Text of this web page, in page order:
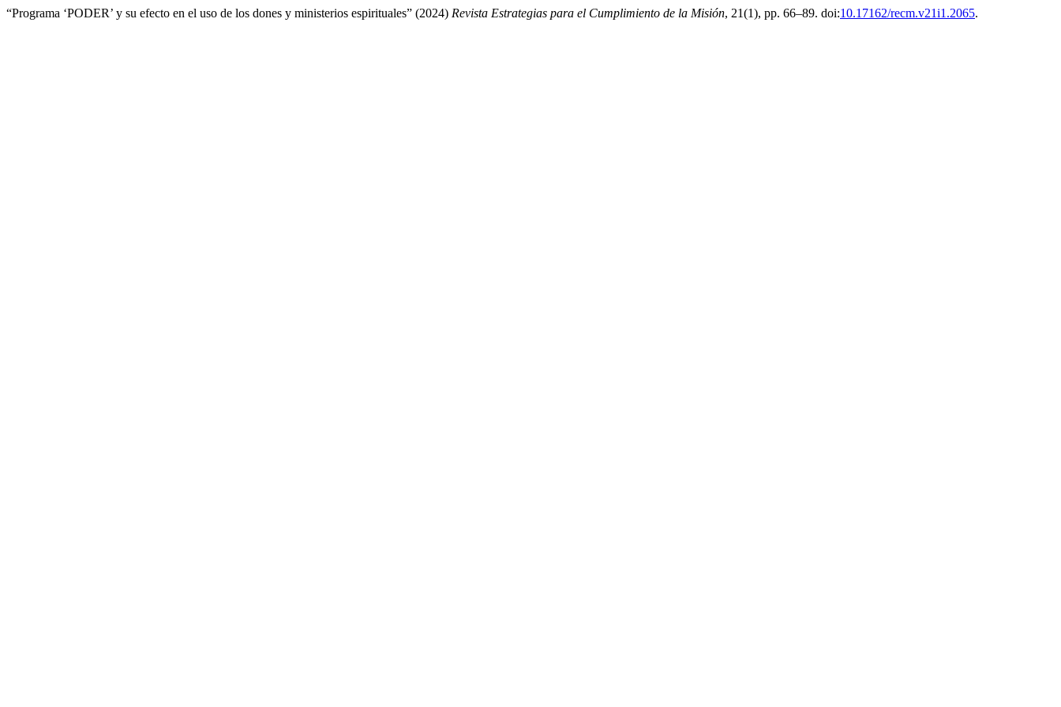
“Programa ‘PODER’ y su efecto en el uso de los dones y ministerios espirituales” (2024) Revista Estrategias para el Cumplimiento de la Misión, 21(1), pp. 66–89. doi:10.17162/recm.v21i1.2065.